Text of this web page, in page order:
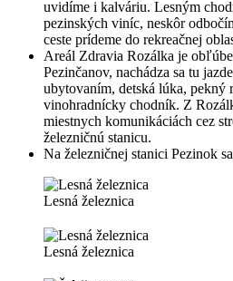
uvidíme i kalváriu. Lesným
pezinských viníc, neskôr
ceste prídeme do rekreačnej
Areál Zdravia Rozálka je
Pezinčanov, nachádza sa tu
ubytovaním, detská lúka, pekný
vinohradnícky chodník. Z
miestnych komunikáciách cez
železničnú stanicu.
Na železničnej stanici Pezinok
Lesná železnica
Lesná železnica